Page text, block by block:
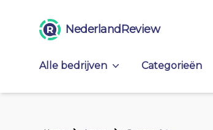
NederlandReview
Alle bedrijven Categorieën